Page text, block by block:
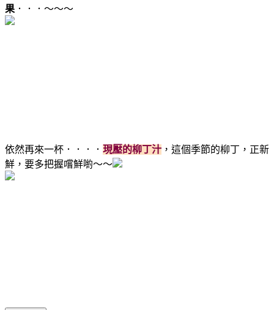
果 ．．．～～～
依然再來一杯．．．． 現壓的柳丁汁 ，這個季節的柳丁，正新
鮮，要多把握嚐鮮喲～～